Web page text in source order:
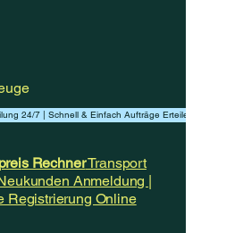
24/7 | Schnell & Einfach Aufträge Erteilen
RechnerTransport
Anmeldung |
Registrierung Online